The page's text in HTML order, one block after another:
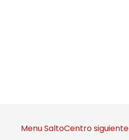
Menu SaltoCentro siguiente